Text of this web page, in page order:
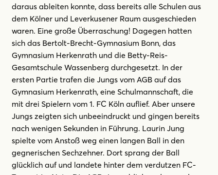
daraus ableiten konnte, dass bereits alle Schulen aus
dem Kölner und Leverkusener Raum ausgeschieden
waren. Eine große Überraschung! Dagegen hatten
sich das Bertolt-Brecht-Gymnasium Bonn, das
Gymnasium Herkenrath und die Betty-Reis-
Gesamtschule Wassenberg durchgesetzt. In der
ersten Partie trafen die Jungs vom AGB auf das
Gymnasium Herkenrath, eine Schulmannschaft, die
mit drei Spielern vom 1. FC Köln auflief. Aber unsere
Jungs zeigten sich unbeeindruckt und gingen bereits
nach wenigen Sekunden in Führung. Laurin Jung
spielte vom Anstoß weg einen langen Ball in den
gegnerischen Sechzehner. Dort sprang der Ball
glücklich auf und landete hinter dem verdutzen FC-